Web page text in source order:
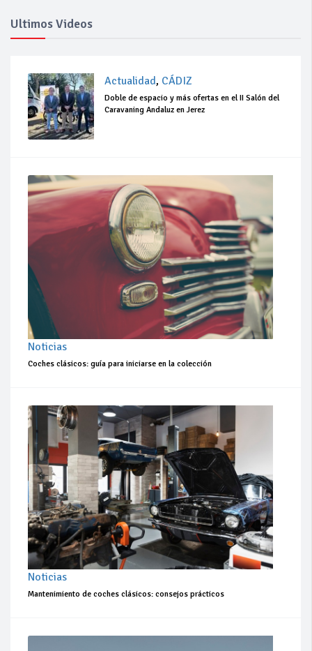
Ultimos Videos
Actualidad, CÁDIZ
Doble de espacio y más ofertas en el II Salón del
Caravaning Andaluz en Jerez
Noticias
Coches clásicos: guía para iniciarse en la colección
Noticias
Mantenimiento de coches clásicos: consejos prácticos